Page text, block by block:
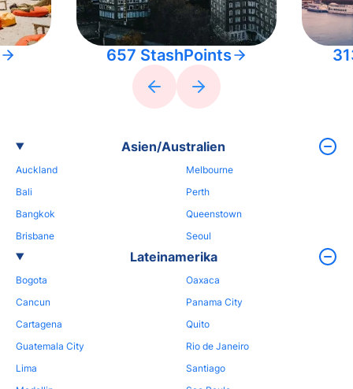
657 StashPoints
Asien/Australien
Auckland
Bali
Bangkok
Brisbane
Melbourne
Perth
Queenstown
Seoul
Lateinamerika
Bogota
Cancun
Cartagena
Guatemala City
Lima
Oaxaca
Panama City
Quito
Rio de Janeiro
Santiago